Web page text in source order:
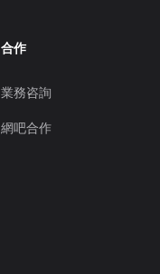
合作
業務咨詢
網吧合作